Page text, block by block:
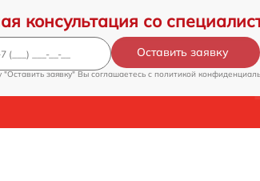
консультация со
Оставить заявку
заявку" Вы соглашаетесь c политикой